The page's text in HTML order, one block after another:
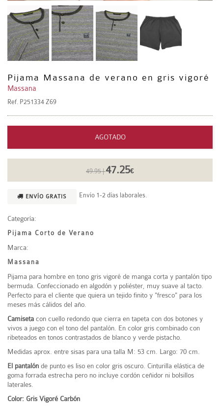
Pijama Massana de verano en gris vigoré
Massana
Ref. P251334 Z69
AGOTADO
49.95 |47.25€
ENVÍO GRATIS Envío 1-2 días laborales.
Categoría:
Pijama Corto de Verano
Marca:
Massana
Pijama para hombre en tono gris vigoré de manga corta y pantalón tipo
bermuda. Confeccionado en algodón y poliéster, muy suave al tacto.
Perfecto para el cliente que quiera un tejido finito y "fresco" para los
meses más cálidos del año.
Camiseta con cuello redondo que cierra en tapeta con dos botones y
vivos a juego con el tono del pantalón. En color gris combinado con
ribeteados en tonos contrastados de blanco y verde pistacho.
Medidas aprox. entre sisas para una talla M: 53 cm. Largo: 70 cm.
El pantalón de punto es liso en color gris oscuro. Cinturilla elástica de
goma forrada estrecha pero no incluye cordón ceñidor ni bolsillos
laterales.
Color: Gris Vigoré Carbón